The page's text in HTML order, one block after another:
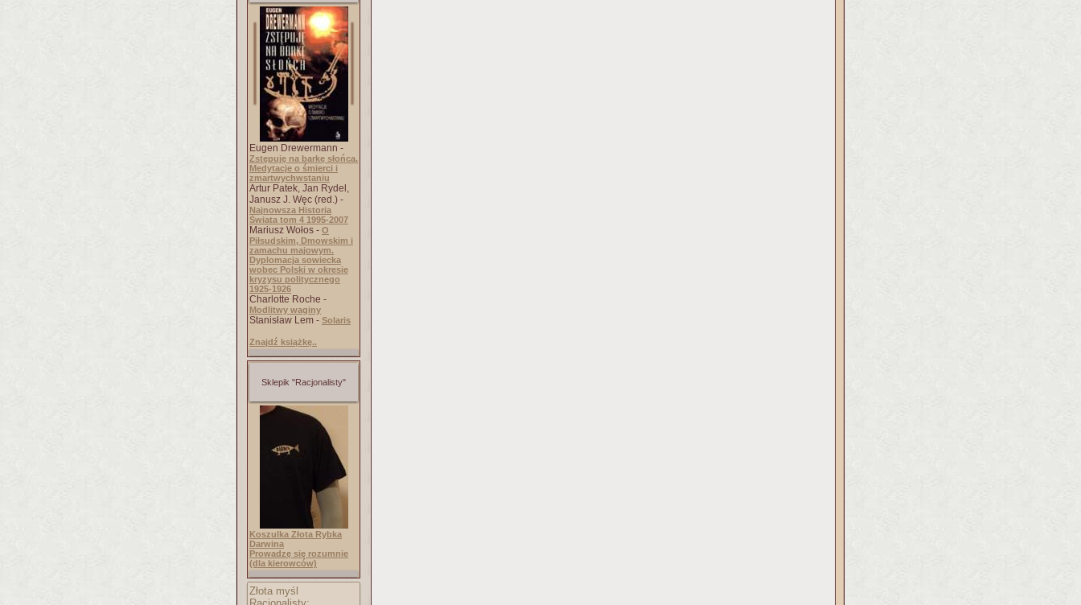
Eugen Drewermann -
Zstępuję na barkę słońca.
Medytacje o śmierci i
zmartwychwstaniu
Artur Patek, Jan Rydel,
Janusz J. Węc (red.) -
Najnowsza Historia
Świata tom 4 1995-2007
Mariusz Wołos - O
Piłsudskim, Dmowskim i
zamachu majowym.
Dyplomacja sowiecka
wobec Polski w okresie
kryzysu politycznego
1925-1926
Charlotte Roche -
Modlitwy waginy
Stanisław Lem - Solaris
Znajdź książkę..
Sklepik "Racjonalisty"
Koszulka Złota Rybka
Darwina
Prowadzę się rozumnie
(dla kierowców)
Złota myśl